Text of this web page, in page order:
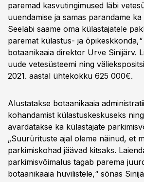
paremad kasvutingimused läbi
uuendamise ja samas parandame
Seeläbi saame oma külastajatele
paremat külastus- ja
botaanikaaia direktor Urve Sinijärv.
uude vetesüsteemi ning
2021. aastal ühtekokku 625 000€.
Alustatakse botaanikaaia
kohandamist külastuskeskuseks
avardatakse ka külastajate
„Suurürituste ajal oleme näinud, et
parkimiskohad jäävad kitsaks.
parkimisvõimalus tagab parema
botaanikaaia huvilistele,“ sõnas